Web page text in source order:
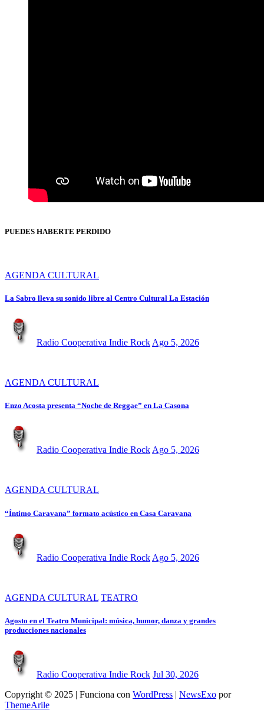
PUEDES HABERTE PERDIDO
AGENDA CULTURAL
La Sabro lleva su sonido libre al Centro Cultural La Estación
Radio Cooperativa Indie Rock Ago 5, 2026
AGENDA CULTURAL
Enzo Acosta presenta “Noche de Reggae” en La Casona
Radio Cooperativa Indie Rock Ago 5, 2026
AGENDA CULTURAL
“Íntimo Caravana” formato acústico en Casa Caravana
Radio Cooperativa Indie Rock Ago 5, 2026
AGENDA CULTURAL TEATRO
Agosto en el Teatro Municipal: música, humor, danza y grandes
producciones nacionales
Radio Cooperativa Indie Rock Jul 30, 2026
Copyright © 2025 | Funciona con WordPress | NewsExo por
ThemeArile